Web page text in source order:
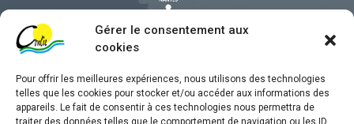
Gérer le consentement aux
cookies
Pour offrir les meilleures expériences, nous utilisons des technologies
telles que les cookies pour stocker et/ou accéder aux informations des
appareils. Le fait de consentir à ces technologies nous permettra de
traiter des données telles que le comportement de navigation ou les ID